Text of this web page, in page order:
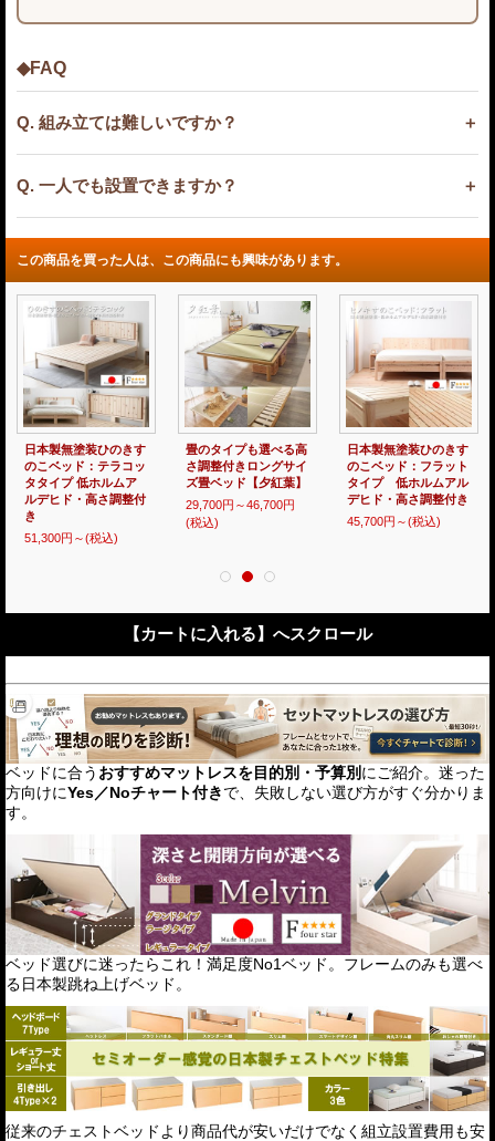
◆FAQ
Q. 組み立ては難しいですか？
Q. 一人でも設置できますか？
この商品を買った人は、この商品にも興味があります。
日本製！高さ調整付き
スライド棚・照明付き
畳ベッド【弥生】
MIGUSA等選べる機能
畳
7,300円～(税込)
高さ調整付きおしゃれ
な照明付き畳ベッド
【琴音】 美畳も選べ
ます
160,600円～
日本製無塗装ひのきす
のこベッド：シンプル
タイプ 低ホルムアル
デヒド・高さ調整付き
39,200円～(税込)
【カートに入れる】へスクロール
ベッドに合う おすすめマットレスを目的別・予算別 にご紹介。迷った
方向けにYes／Noチャート付き で、失敗しない選び方がすぐ分かりま
す。
ベッド選びに迷ったらこれ！満足度No1ベッド。フレームのみも選べ
る日本製跳ね上げベッド。
従来のチェストベッドより商品代が安いだけでなく組立設置費用も安